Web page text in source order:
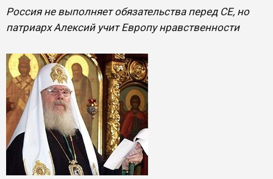
Россия не выполняет обязательства перед СЕ, но
патриарх Алексий учит Европу нравственности